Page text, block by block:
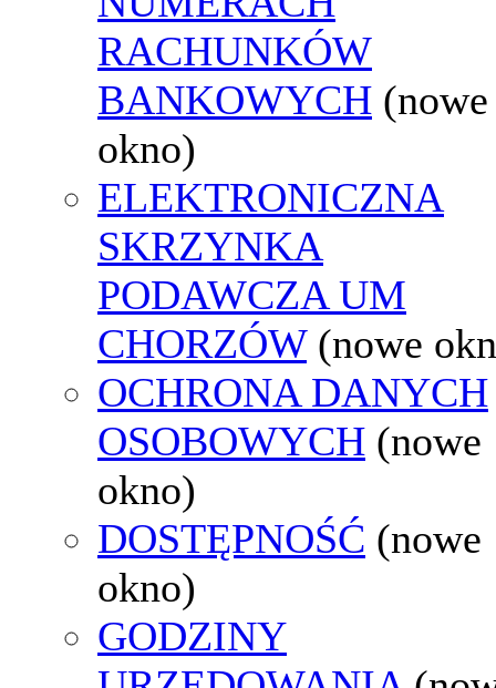
RACHUNKÓW
BANKOWYCH (nowe
okno)
ELEKTRONICZNA
SKRZYNKA
PODAWCZA UM
CHORZÓW (nowe
OCHRONA DANYCH
OSOBOWYCH (nowe
okno)
DOSTĘPNOŚĆ (nowe
okno)
GODZINY